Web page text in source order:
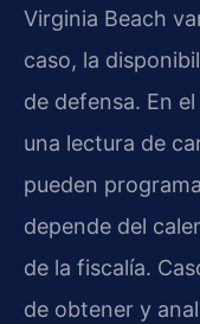
Virginia Beach
caso, la
de defensa. En
una lectura de
pueden
depende del
de la fiscalía.
de obtener y